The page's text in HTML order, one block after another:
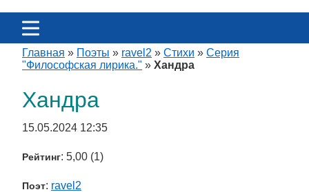
Главная » Поэты » ravel2 » Стихи » Серия
"Философская лирика." » Хандра
Хандра
15.05.2024 12:35
Рейтинг: 5,00 (1)
Поэт: ravel2